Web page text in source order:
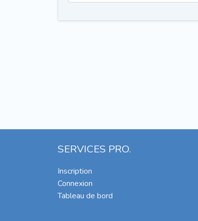
SERVICES PRO.
Inscription
Connexion
Tableau de bord